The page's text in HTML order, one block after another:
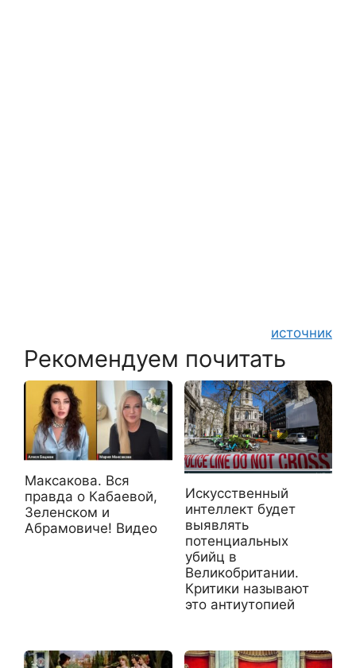
источник
Рекомендуем почитать
Максакова. Вся
правда о Кабаевой,
Зеленском и
Абрамовиче! Видео
Искусственный
интеллект будет
выявлять
потенциальных
убийц в
Великобритании.
Критики называют
это антиутопией